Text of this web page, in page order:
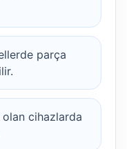
parça
cihazlarda